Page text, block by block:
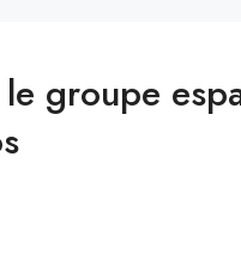
groupe